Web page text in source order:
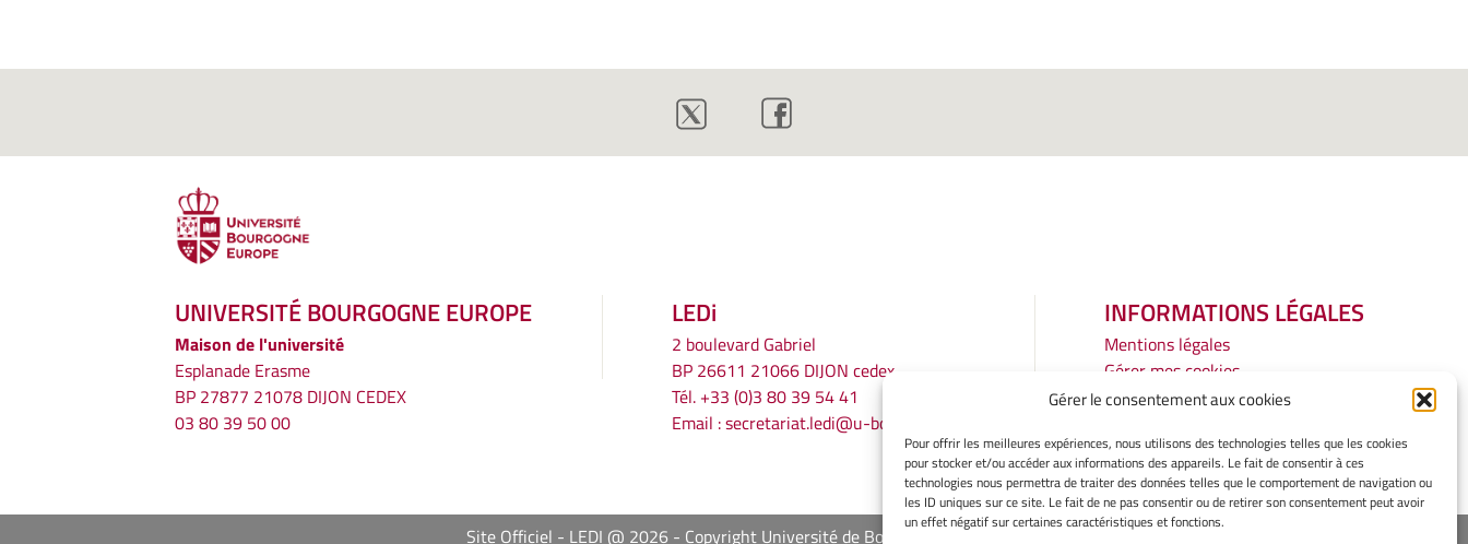
Gérer le consentement aux cookies
Pour offrir les meilleures expériences, nous utilisons des technologies telles que les cookies
pour stocker et/ou accéder aux informations des appareils. Le fait de consentir à ces
technologies nous permettra de traiter des données telles que le comportement de navigation ou
les ID uniques sur ce site. Le fait de ne pas consentir ou de retirer son consentement peut avoir
un effet négatif sur certaines caractéristiques et fonctions.
UNIVERSITÉ BOURGOGNE EUROPE
Maison de l'université
Esplanade Erasme
BP 27877 21078 DIJON CEDEX
03 80 39 50 00
LEDi
2 boulevard Gabriel
BP 26611 21066 DIJON cedex
Tél. +33 (0)3 80 39 54 41
Email :secretariat.ledi@u-bourgogne.fr
INFORMATIONS LÉGALES
Mentions légales
Gérer mes cookies
Politique de cookies
Avertissement
Site Officiel - LEDI @ 2026 Copyright Université de Bourgogne Europe